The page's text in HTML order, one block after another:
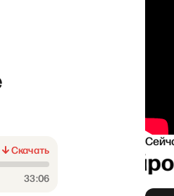
Скачать
33:06